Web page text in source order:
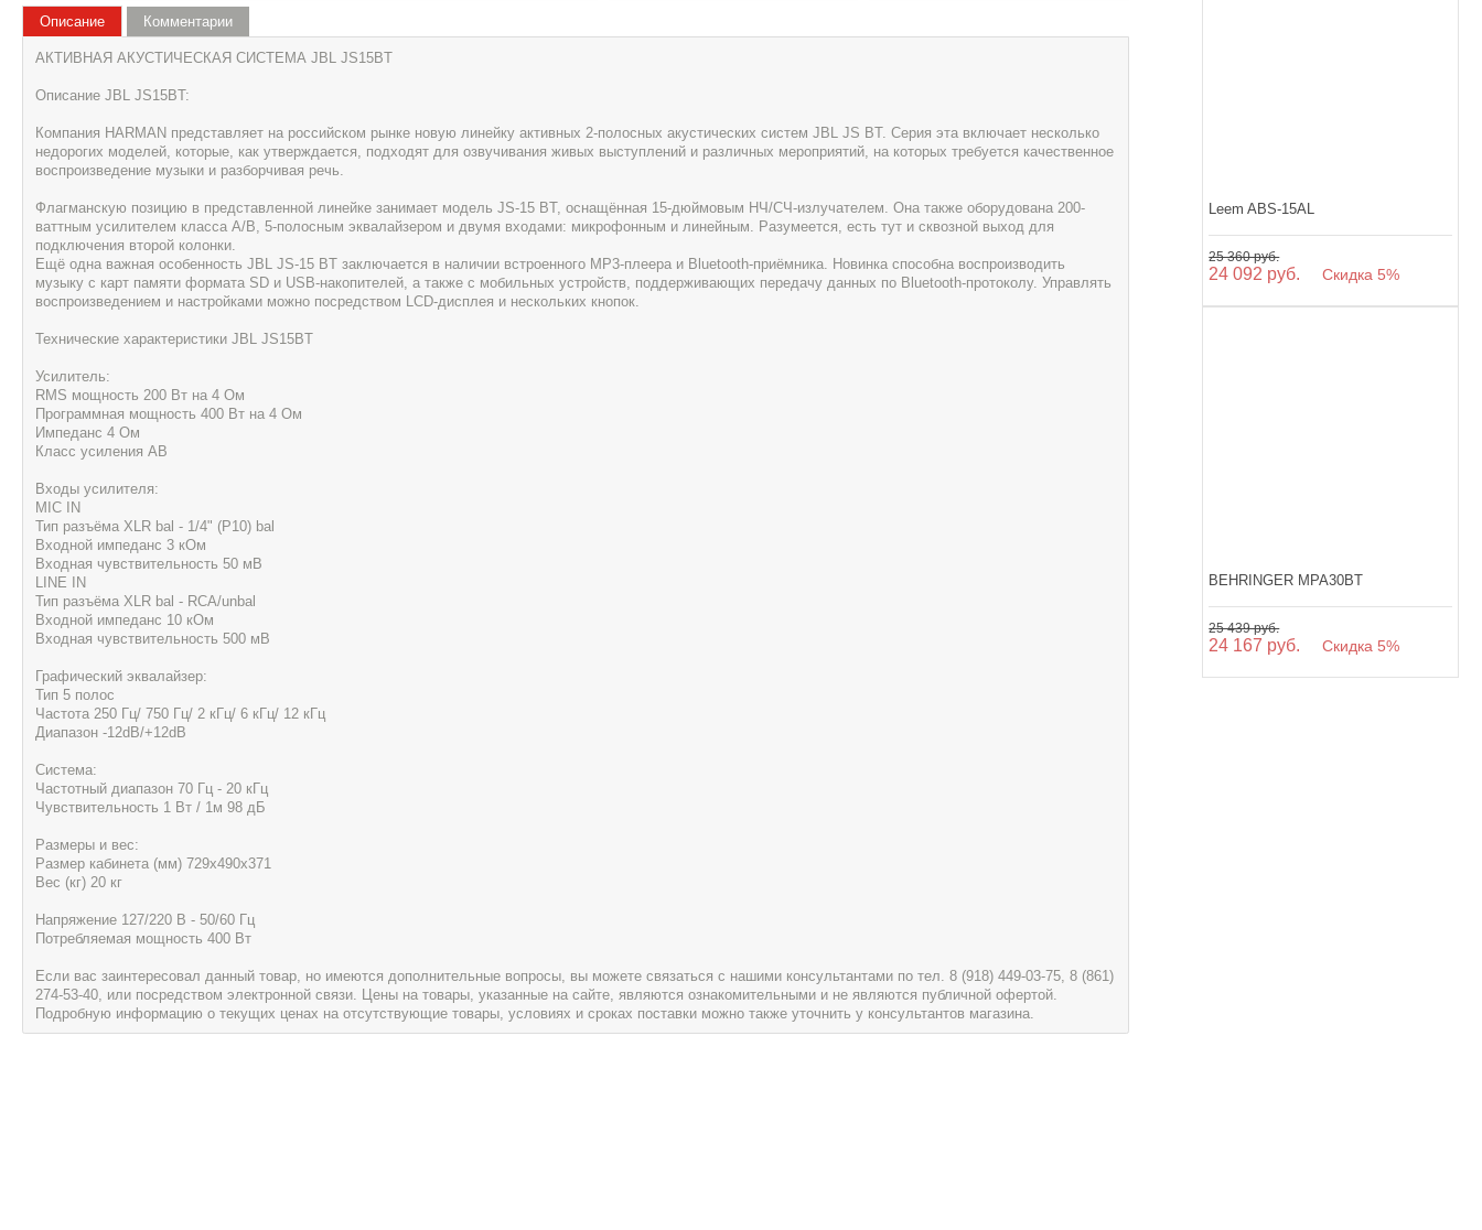
Leem ABS-15AL
25 360 руб.
24 092 руб. Скидка 5%
BEHRINGER MPA30BT
25 439 руб.
24 167 руб. Скидка 5%
Описание
АКТИВНАЯ АКУСТИЧЕСКАЯ СИСТЕМА JBL JS15BT
Описание JBL JS15BT:
Компания HARMAN представляет на российском рынке новую линейку активных 2-полосных акустических систем JBL JS BT. Серия эта включает несколько
недорогих моделей, которые, как утверждается, подходят для озвучивания живых выступлений и различных мероприятий, на которых требуется качественное
воспроизведение музыки и разборчивая речь.
Флагманскую позицию в представленной линейке занимает модель JS-15 BT, оснащённая 15-дюймовым НЧ/СЧ-излучателем. Она также оборудована 200-
ваттным усилителем класса A/B, 5-полосным эквалайзером и двумя входами: микрофонным и линейным. Разумеется, есть тут и сквозной выход для
подключения второй колонки.
Ещё одна важная особенность JBL JS-15 BT заключается в наличии встроенного MP3-плеера и Bluetooth-приёмника. Новинка способна воспроизводить
музыку с карт памяти формата SD и USB-накопителей, а также с мобильных устройств, поддерживающих передачу данных по Bluetooth-протоколу. Управлять
воспроизведением и настройками можно посредством LCD-дисплея и нескольких кнопок.
Технические характеристики JBL JS15BT
Усилитель:
RMS мощность 200 Вт на 4 Ом
Программная мощность 400 Вт на 4 Ом
Импеданс 4 Ом
Класс усиления AB
Входы усилителя:
MIC IN
Тип разъёма XLR bal - 1/4" (P10) bal
Входной импеданс 3 кОм
Входная чувствительность 50 мВ
LINE IN
Тип разъёма XLR bal - RCA/unbal
Входной импеданс 10 кОм
Входная чувствительность 500 мВ
Графический эквалайзер:
Тип 5 полос
Частота 250 Гц/ 750 Гц/ 2 кГц/ 6 кГц/ 12 кГц
Диапазон -12dB/+12dB
Система:
Частотный диапазон 70 Гц - 20 кГц
Чувствительность 1 Вт / 1м 98 дБ
Размеры и вес:
Размер кабинета (мм) 729х490х371
Вес (кг) 20 кг
Напряжение 127/220 В - 50/60 Гц
Потребляемая мощность 400 Вт
Если вас заинтересовал данный товар, но имеются дополнительные вопросы, вы можете связаться с нашими консультантами по тел. 8 (918) 449-03-75, 8 (861)
274-53-40, или посредством электронной связи. Цены на товары, указанные на сайте, являются ознакомительными и не являются публичной офертой.
Подробную информацию о текущих ценах на отсутствующие товары, условиях и сроках поставки можно также уточнить у консультантов магазина.
Комментарии